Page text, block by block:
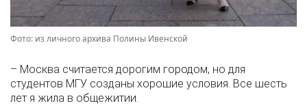
Фото: из личного архива Полины Ивенской
– Москва считается дорогим городом, но для
студентов МГУ созданы хорошие условия. Все шесть
лет я жила в общежитии.